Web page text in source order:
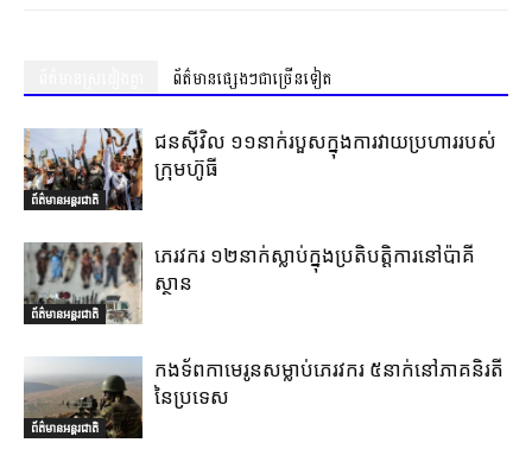
ព័ត៌មានផ្សេងៗជាច្រើនទៀត
ព័ត៌មានអន្តរជាតិ
ជនស៊ីវិល ១១នាក់របួសក្នុងការវាយប្រហាររបស់
ក្រុមហ៊ូធី
ព័ត៌មានអន្តរជាតិ
ភេរវករ ១២នាក់ស្លាប់ក្នុងប្រតិបត្តិការនៅប៉ាគី
ស្ថាន
ព័ត៌មានអន្តរជាតិ
កងទ័ពកាមេរូនសម្លាប់ភេរវករ ៥នាក់នៅភាគនិរតី
នៃប្រទេស